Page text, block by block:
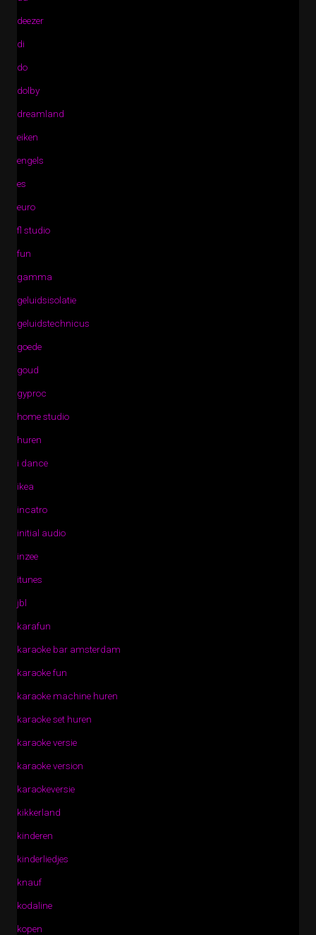
deezer
di
do
dolby
dreamland
eiken
engels
es
euro
fl studio
fun
gamma
geluidsisolatie
geluidstechnicus
goede
goud
gyproc
home studio
huren
i dance
ikea
incatro
initial audio
inzee
itunes
jbl
karafun
karaoke bar amsterdam
karaoke fun
karaoke machine huren
karaoke set huren
karaoke versie
karaoke version
karaokeversie
kikkerland
kinderen
kinderliedjes
knauf
kodaline
kopen